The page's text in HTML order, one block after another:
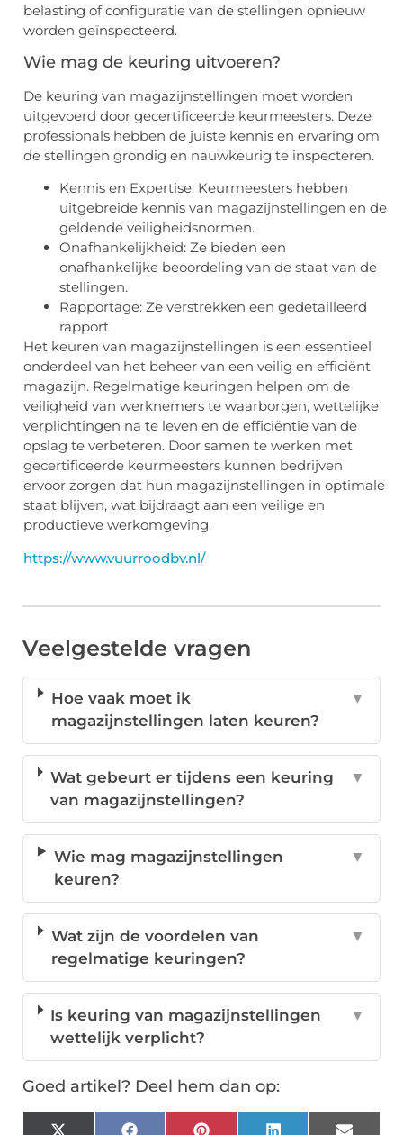
belasting of configuratie van de stellingen opnieuw
worden geïnspecteerd.
Wie mag de keuring uitvoeren?
De keuring van magazijnstellingen moet worden
uitgevoerd door gecertificeerde keurmeesters. Deze
professionals hebben de juiste kennis en ervaring om
de stellingen grondig en nauwkeurig te inspecteren.
Kennis en Expertise: Keurmeesters hebben
uitgebreide kennis van magazijnstellingen en de
geldende veiligheidsnormen.
Onafhankelijkheid: Ze bieden een
onafhankelijke beoordeling van de staat van de
stellingen.
Rapportage: Ze verstrekken een gedetailleerd
rapport
Het keuren van magazijnstellingen is een essentieel
onderdeel van het beheer van een veilig en efficiënt
magazijn. Regelmatige keuringen helpen om de
veiligheid van werknemers te waarborgen, wettelijke
verplichtingen na te leven en de efficiëntie van de
opslag te verbeteren. Door samen te werken met
gecertificeerde keurmeesters kunnen bedrijven
ervoor zorgen dat hun magazijnstellingen in optimale
staat blijven, wat bijdraagt aan een veilige en
productieve werkomgeving.
https://www.vuurroodbv.nl/
Veelgestelde vragen
Hoe vaak moet ik
magazijnstellingen laten keuren?
▼
Wat gebeurt er tijdens een keuring
van magazijnstellingen?
▼
Wie mag magazijnstellingen
keuren?
▼
Wat zijn de voordelen van
regelmatige keuringen?
▼
Is keuring van magazijnstellingen
wettelijk verplicht?
▼
Goed artikel? Deel hem dan op: